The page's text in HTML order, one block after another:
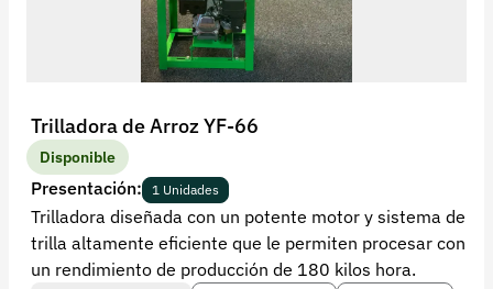
Trilladora de Arroz YF-66
Disponible
Presentación: 1 Unidades
Trilladora diseñada con un potente motor y sistema de
trilla altamente eficiente que le permiten procesar con
un rendimiento de producción de 180 kilos hora.
Recuperar contraseña
Contacto
Soporte
+57 323 2931928